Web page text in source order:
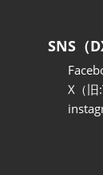
SNS（
X（旧